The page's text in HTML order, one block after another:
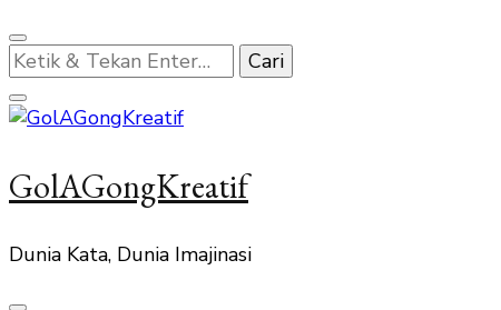
Mencari
Sesuatu?
GolAGongKreatif
Dunia Kata, Dunia Imajinasi